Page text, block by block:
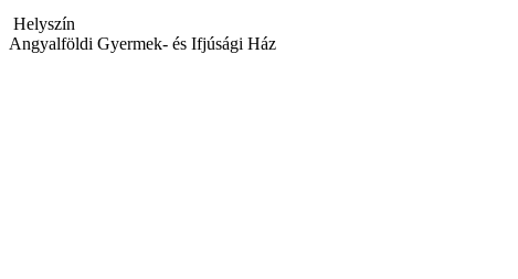
Helyszín
Angyalföldi Gyermek- és Ifjúsági Ház